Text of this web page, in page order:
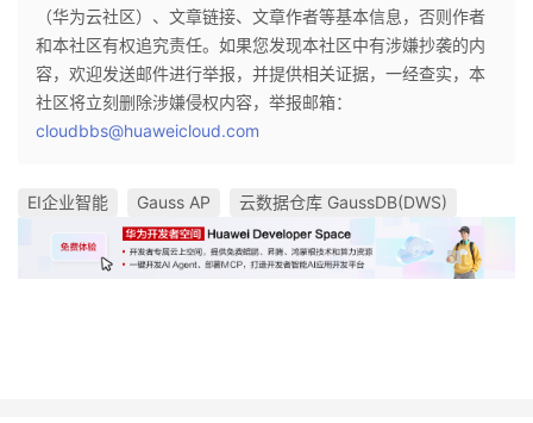
（华为云社区）、文章链接、文章作者等基本信息，否则作者
和本社区有权追究责任。如果您发现本社区中有涉嫌抄袭的内
容，欢迎发送邮件进行举报，并提供相关证据，一经查实，本
社区将立刻删除涉嫌侵权内容，举报邮箱：
cloudbbs@huaweicloud.com
EI企业智能 Gauss AP 云数据仓库 GaussDB(DWS)